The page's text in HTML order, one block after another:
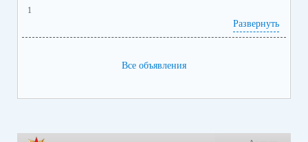
1
Развернуть
Все объявления